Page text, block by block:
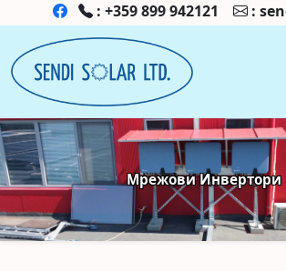
: +359 899 942121 :
Мрежови Инвертори